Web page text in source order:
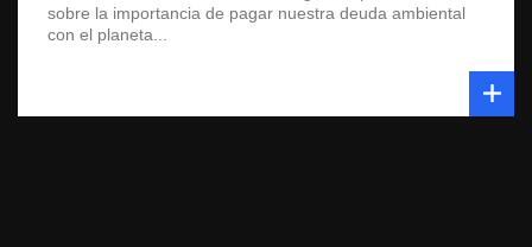
sobre la importancia de pagar nuestra deuda ambiental
con el planeta...